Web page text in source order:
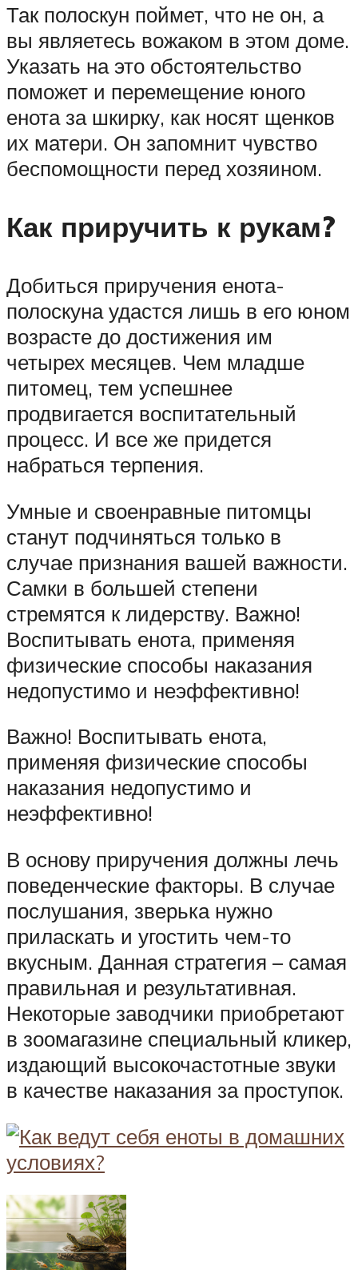
Так полоскун поймет, что не он, а
вы являетесь вожаком в этом доме.
Указать на это обстоятельство
поможет и перемещение юного
енота за шкирку, как носят щенков
их матери. Он запомнит чувство
беспомощности перед хозяином.
Как приручить к рукам?
Добиться приручения енота-
полоскуна удастся лишь в его юном
возрасте до достижения им
четырех месяцев. Чем младше
питомец, тем успешнее
продвигается воспитательный
процесс. И все же придется
набраться терпения.
Умные и своенравные питомцы
станут подчиняться только в
случае признания вашей важности.
Самки в большей степени
стремятся к лидерству. Важно!
Воспитывать енота, применяя
физические способы наказания
недопустимо и неэффективно!
Важно! Воспитывать енота,
применяя физические способы
наказания недопустимо и
неэффективно!
В основу приручения должны лечь
поведенческие факторы. В случае
послушания, зверька нужно
приласкать и угостить чем-то
вкусным. Данная стратегия – самая
правильная и результативная.
Некоторые заводчики приобретают
в зоомагазине специальный кликер,
издающий высокочастотные звуки
в качестве наказания за проступок.